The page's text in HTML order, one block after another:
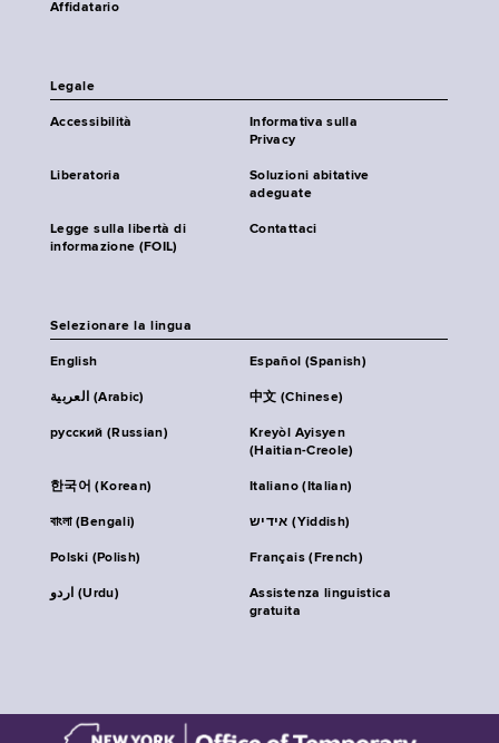
Affidatario
Legale
Accessibilità
Informativa sulla
Privacy
Liberatoria
Soluzioni abitative
adeguate
Legge sulla libertà di
informazione (FOIL)
Contattaci
Selezionare la lingua
English Español (Spanish)
العربية (Arabic) 中文 (Chinese)
русский (Russian)
Kreyòl Ayisyen
(Haitian-Creole)
한국어 (Korean) Italiano (Italian)
বাংলা (Bengali) אידיש (Yiddish)
Polski (Polish) Français (French)
اردو (Urdu)
Assistenza linguistica
gratuita